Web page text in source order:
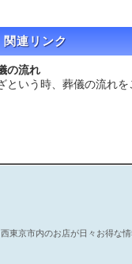
関連リンク
の流れ
という時、葬儀の流れを
東京市内のお店が日々お得な情